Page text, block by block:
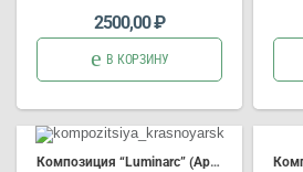
2500,00₽
В КОРЗИНУ
Композиция “Luminarc” (Арт.2261)